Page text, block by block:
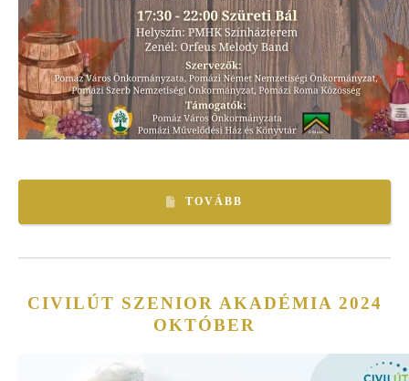
TOVÁBB
CIVILÚT SZENIOR AKADÉMIA 2024
OKTÓBER